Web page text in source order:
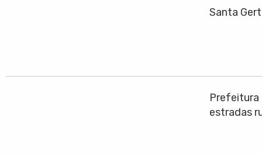
Santa
Prefeitura
estradas